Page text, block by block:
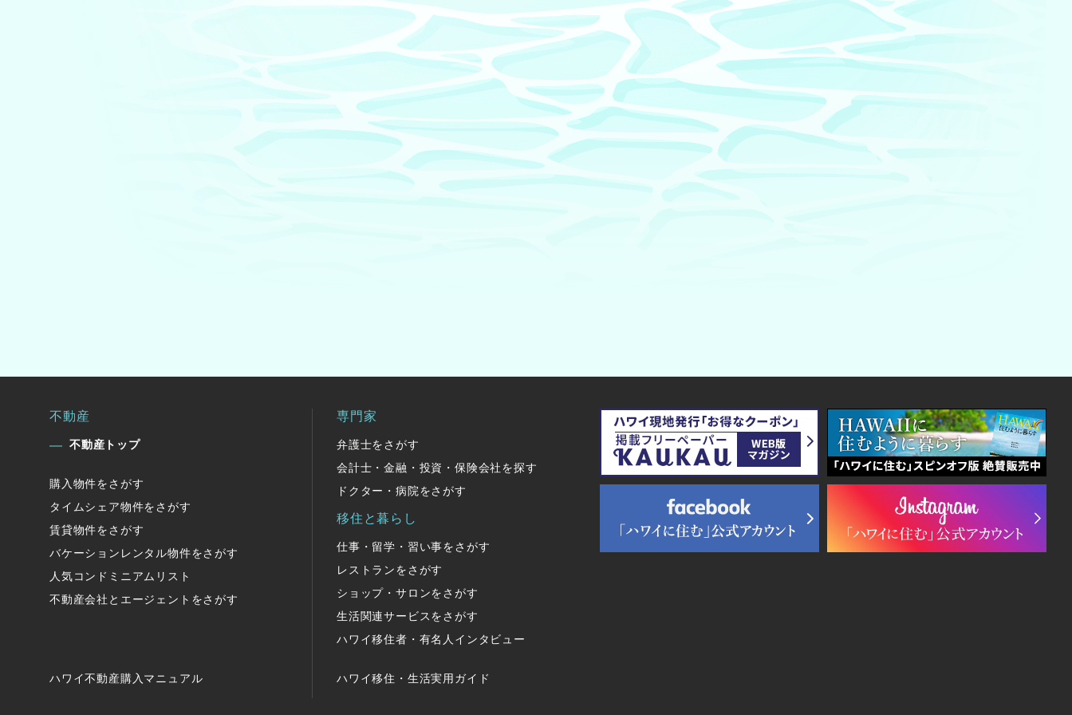
不動産
不動産トップ
購入物件をさがす
タイムシェア物件をさがす
賃貸物件をさがす
バケーションレンタル物件をさがす
人気コンドミニアムリスト
不動産会社とエージェントをさがす
ハワイ不動産購入マニュアル
専門家
弁護士をさがす
会計士・金融・投資・保険会社を探す
ドクター・病院をさがす
移住と暮らし
仕事・留学・習い事をさがす
レストランをさがす
ショップ・サロンをさがす
生活関連サービスをさがす
ハワイ移住者・有名人インタビュー
ハワイ移住・生活実用ガイド